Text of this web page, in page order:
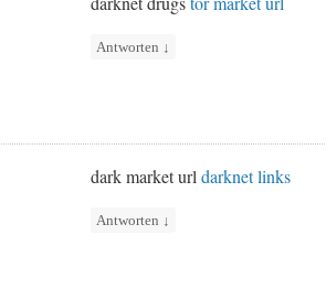
Antworten ↓
dark market urldarknet links
Antworten ↓